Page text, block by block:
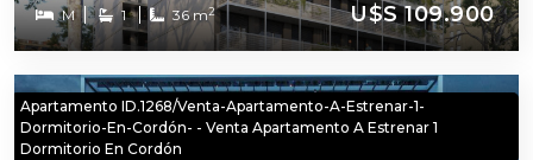
M 1 36 m2 U$S 109.900
Apartamento ID.1268/Venta-Apartamento-A-Estrenar-1-
Dormitorio-En-Cordón- - Venta Apartamento A Estrenar 1
Dormitorio En Cordón